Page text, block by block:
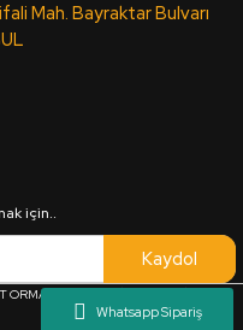
Mah. Bayraktar Bulvarı
için..
Kaydol
ÜRÜNLERİ SAN. VE TİC. LTD.